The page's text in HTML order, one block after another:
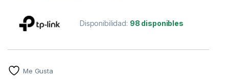
Disponibilidad: 98 disponibles
Me Gusta